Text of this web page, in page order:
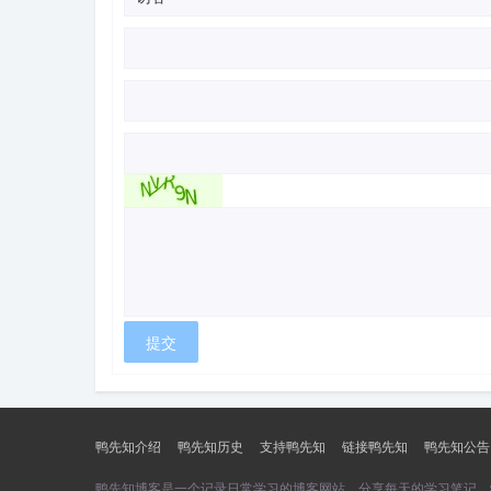
鸭先知介绍 鸭先知历史 支持鸭先知 链接鸭先知 鸭先知公告
鸭先知博客是一个记录日常学习的博客网站，分享每天的学习笔记